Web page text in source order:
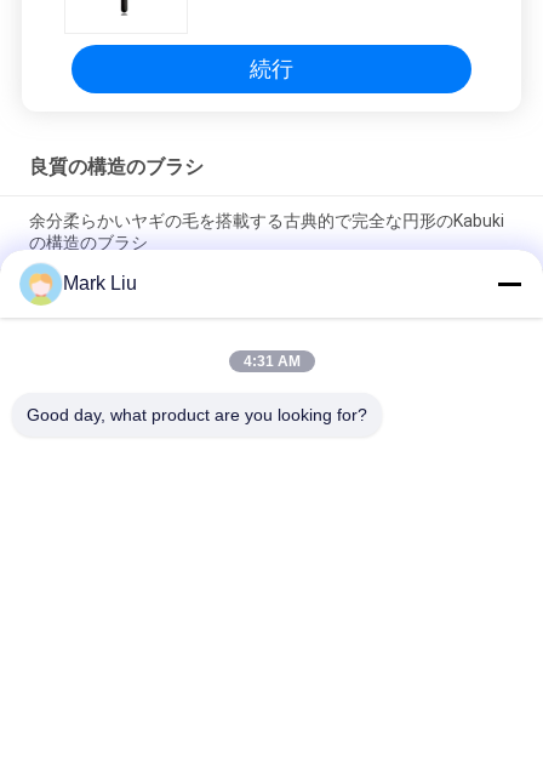
続行
良質の構造のブラシ
余分柔らかいヤギの毛を搭載する古典的で完全な円形のKabuki
の構造のブラシ
Voniraの美大きいファンのヤギの毛の構造のブラシ/木製のハン
ドルの上限の構造のブラシ
超柔らかいヤギの毛の黒い木製のハンドルが付いている薄い頬
Mark Liu
4:31 AM
Good day, what product are you looking for?